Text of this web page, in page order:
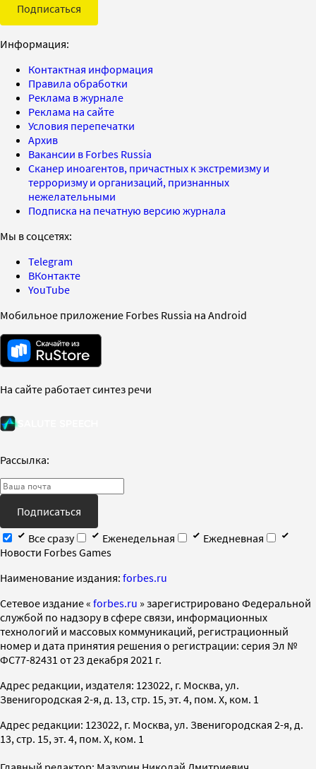
Подписаться
Информация:
Контактная информация
Правила обработки
Реклама в журнале
Реклама на сайте
Условия перепечатки
Архив
Вакансии в Forbes Russia
Сканер иноагентов, причастных к экстремизму и
терроризму и организаций, признанных
нежелательными
Подписка на печатную версию журнала
Мы в соцсетях:
Telegram
ВКонтакте
YouTube
Мобильное приложение Forbes Russia на Android
На сайте работает синтез речи
Рассылка:
Подписаться
Все сразу
Еженедельная
Ежедневная
Новости Forbes Games
Наименование издания: forbes.ru
Cетевое издание « forbes.ru » зарегистрировано Федеральной
службой по надзору в сфере связи, информационных
технологий и массовых коммуникаций, регистрационный
номер и дата принятия решения о регистрации: серия Эл №
ФС77-82431 от 23 декабря 2021 г.
Адрес редакции, издателя: 123022, г. Москва, ул.
Звенигородская 2-я, д. 13, стр. 15, эт. 4, пом. X, ком. 1
Адрес редакции: 123022, г. Москва, ул. Звенигородская 2-я, д.
13, стр. 15, эт. 4, пом. X, ком. 1